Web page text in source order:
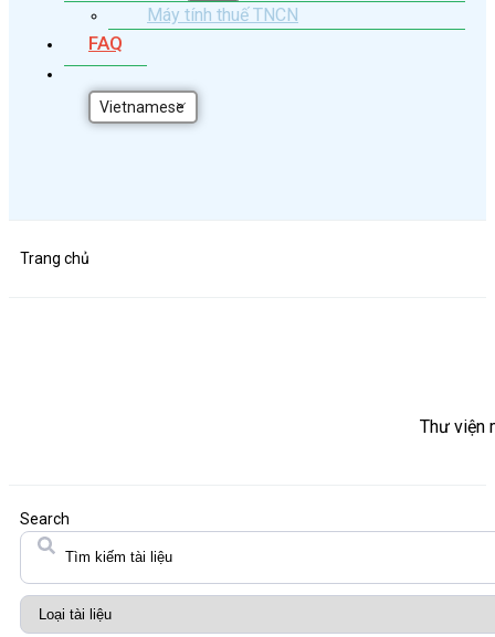
Máy tính thuế TNCN
FAQ
Vietnamese
Trang chủ
Thư viện
Search